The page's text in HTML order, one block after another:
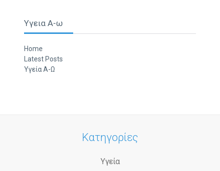
Υγεια Α-ω
Home
Latest Posts
Υγεία Α-Ω
Κατηγορίες
Υγεία